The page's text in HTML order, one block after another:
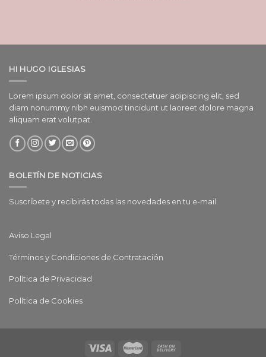
HI HUGO IGLESIAS
Lorem ipsum dolor sit amet, consectetuer adipiscing elit, sed
diam nonummy nibh euismod tincidunt ut laoreet dolore magna
aliquam erat volutpat.
BOLETÍN DE NOTICIAS
Suscríbete y recibirás todas las novedades en tu e-mail.
Aviso Legal
Términos y Condiciones de Contratación
Política de Privacidad
Política de Cookies